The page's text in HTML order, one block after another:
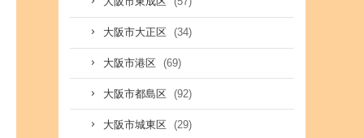
大阪市大正区 (34)
大阪市港区 (69)
大阪市都島区 (92)
大阪市城東区 (29)